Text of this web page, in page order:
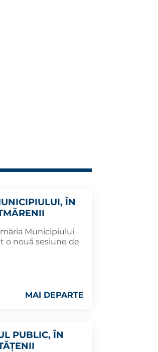
ÎN
Municipiului
o nouă sesiune de
MAI DEPARTE
PUBLIC, ÎN